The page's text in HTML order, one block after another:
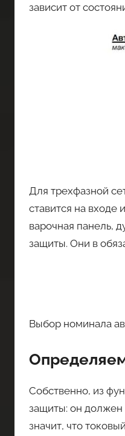
зависит от
Для трехфазной
ставится на входе
варочная панель,
защиты. Они в
Выбор номинала
Собственно, из
защиты: он должен
значит, что